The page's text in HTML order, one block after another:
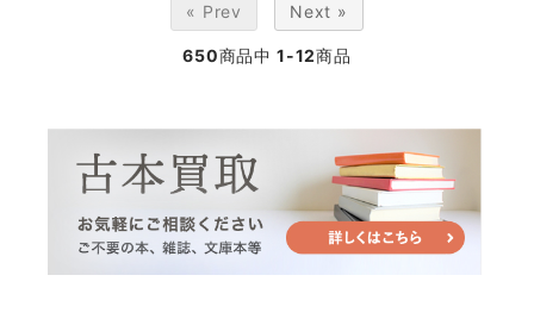
« Prev Next »
650商品中 1-12商品